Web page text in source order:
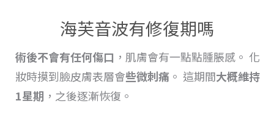
海芙音波有修復期嗎
術後不會有任何傷口 ，肌膚會有一點點腫脹感。 化
妝時摸到臉皮膚表層會些微刺痛 。 這期間大概維持
1星期 ，之後逐漸恢復 。